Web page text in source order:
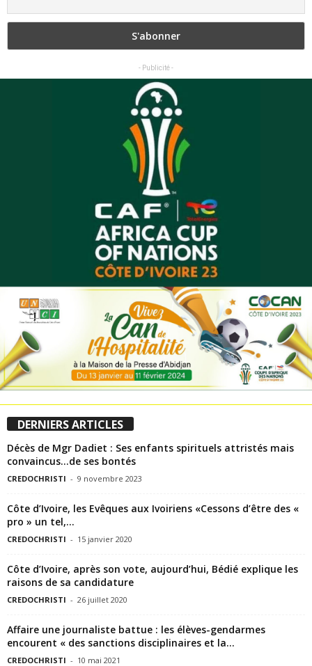
- Publicité -
DERNIERS ARTICLES
Décès de Mgr Dadiet : Ses enfants spirituels attristés mais
convaincus…de ses bontés
CREDOCHRISTI - 9 novembre 2023
Côte d’Ivoire, les Evêques aux Ivoiriens «Cessons d’être des «
pro » un tel,...
CREDOCHRISTI - 15 janvier 2020
Côte d’Ivoire, après son vote, aujourd’hui, Bédié explique les
raisons de sa candidature
CREDOCHRISTI - 26 juillet 2020
Affaire une journaliste battue : les élèves-gendarmes
encourent « des sanctions disciplinaires et la...
CREDOCHRISTI - 10 mai 2021